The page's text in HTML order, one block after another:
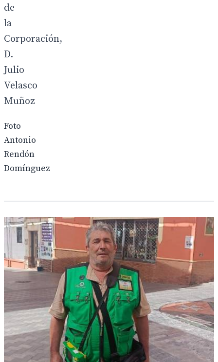
de
la
Corporación,
D.
Julio
Velasco
Muñoz
Foto
Antonio
Rendón
Domínguez